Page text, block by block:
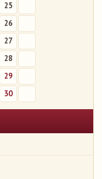
25
26
27
28
29
30